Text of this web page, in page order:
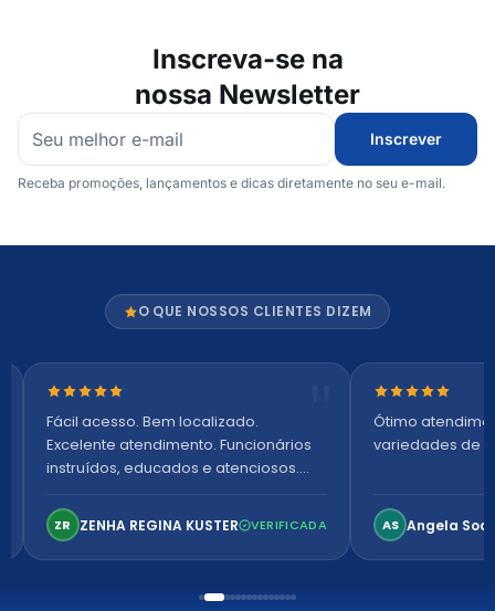
Inscreva-se na
nossa Newsletter
Inscrever
Receba promoções, lançamentos e dicas diretamente no seu e-mail.
O QUE NOSSOS CLIENTES DIZEM
Nota 5 de 5 estrelas
Fácil acesso. Bem localizado.
Excelente atendimento. Funcionários
instruídos, educados e atenciosos.
confortável. Perfeito!
ZR ZENHA REGINA KUSTER VERIFICADA
Nota 5 de 5
Ótimo
variedades de
AS Angela